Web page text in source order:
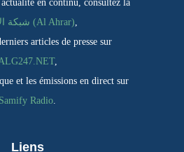
en continu, consultez la
شبكة الاحرار (Al Ahrar),
articles de presse sur
,
et les émissions en direct sur
Samify Radio.
Liens